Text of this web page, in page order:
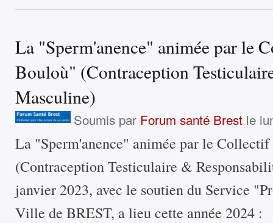
La "Sperm'anence" animée par le
Bouloù" (Contraception
Masculine)
Soumis par Forum santé Brestle
La "Sperm'anence" animée par le
(Contraception Testiculaire &
janvier 2023, avec le soutien du Service
Ville de BREST, a lieu cette année 2024 :